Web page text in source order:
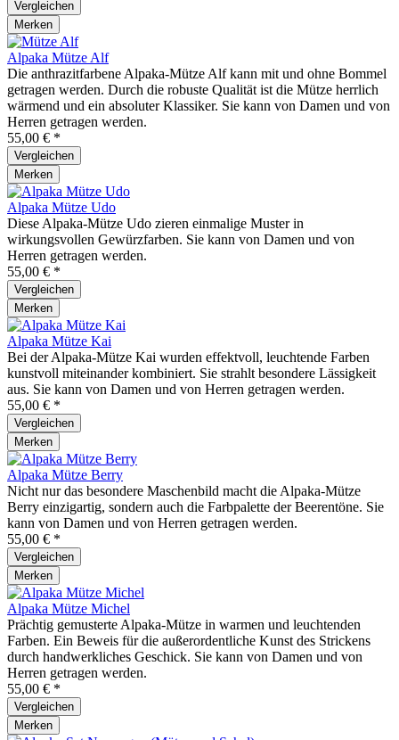
Vergleichen
Merken
Alpaka Mütze Alf
Die anthrazitfarbene Alpaka-Mütze Alf kann mit und ohne Bommel
getragen werden. Durch die robuste Qualität ist die Mütze herrlich
wärmend und ein absoluter Klassiker. Sie kann von Damen und von
Herren getragen werden.
55,00 € *
Vergleichen
Merken
Alpaka Mütze Udo
Diese Alpaka-Mütze Udo zieren einmalige Muster in
wirkungsvollen Gewürzfarben. Sie kann von Damen und von
Herren getragen werden.
55,00 € *
Vergleichen
Merken
Alpaka Mütze Kai
Bei der Alpaka-Mütze Kai wurden effektvoll, leuchtende Farben
kunstvoll miteinander kombiniert. Sie strahlt besondere Lässigkeit
aus. Sie kann von Damen und von Herren getragen werden.
55,00 € *
Vergleichen
Merken
Alpaka Mütze Berry
Nicht nur das besondere Maschenbild macht die Alpaka-Mütze
Berry einzigartig, sondern auch die Farbpalette der Beerentöne. Sie
kann von Damen und von Herren getragen werden.
55,00 € *
Vergleichen
Merken
Alpaka Mütze Michel
Prächtig gemusterte Alpaka-Mütze in warmen und leuchtenden
Farben. Ein Beweis für die außerordentliche Kunst des Strickens
durch handwerkliches Geschick. Sie kann von Damen und von
Herren getragen werden.
55,00 € *
Vergleichen
Merken